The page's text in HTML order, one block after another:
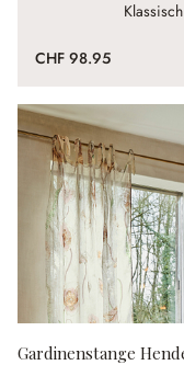
CHF 98.95
Gardinenstange